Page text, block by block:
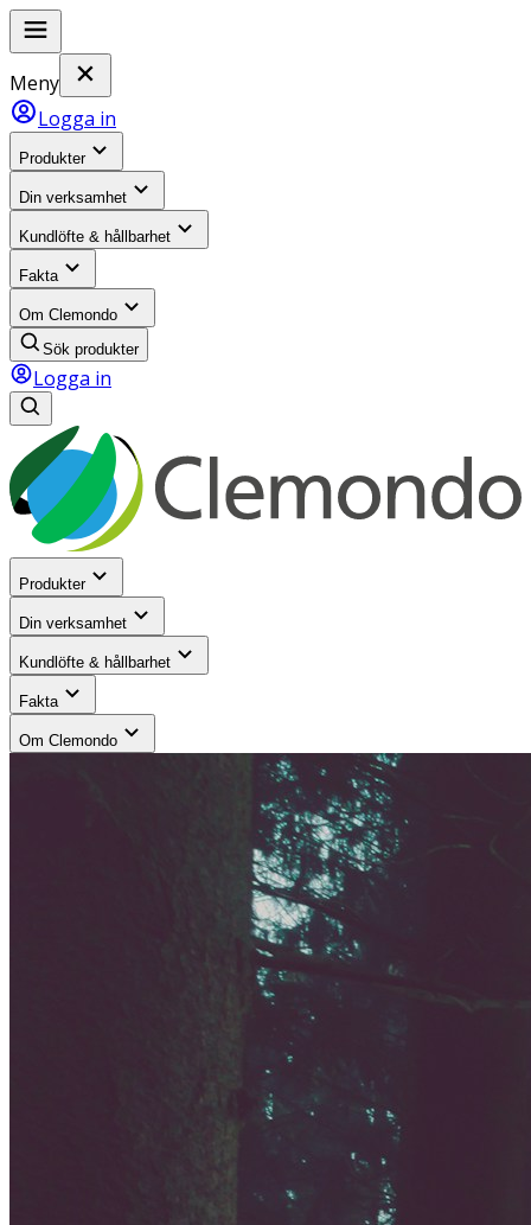
Meny
Logga in
Produkter
Din verksamhet
Kundlöfte & hållbarhet
Fakta
Om Clemondo
Sök produkter
Logga in
Produkter
Din verksamhet
Kundlöfte & hållbarhet
Fakta
Om Clemondo